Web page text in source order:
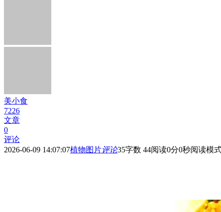
美小食
7226
文章
0
评论
2026-06-09 14:07:07植物图片评论35字数 44阅读0分0秒阅读模